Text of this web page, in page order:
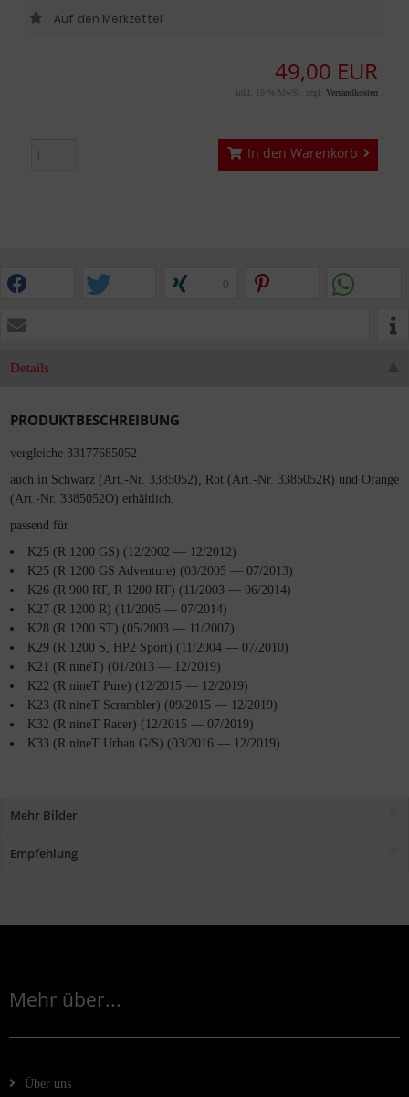
49,00 EUR
inkl. 19 % MwSt. zzgl. Versandkosten
In den Warenkorb
0
Details
PRODUKTBESCHREIBUNG
vergleiche 33177685052
auch in Schwarz (Art.-Nr. 3385052), Rot (Art.-Nr. 3385052R) und Orange
(Art.-Nr. 3385052O) erhältlich.
passend für
K25 (R 1200 GS) (12/2002 — 12/2012)
K25 (R 1200 GS Adventure) (03/2005 — 07/2013)
K26 (R 900 RT, R 1200 RT) (11/2003 — 06/2014)
K27 (R 1200 R) (11/2005 — 07/2014)
K28 (R 1200 ST) (05/2003 — 11/2007)
K29 (R 1200 S, HP2 Sport) (11/2004 — 07/2010)
K21 (R nineT) (01/2013 — 12/2019)
K22 (R nineT Pure) (12/2015 — 12/2019)
K23 (R nineT Scrambler) (09/2015 — 12/2019)
K32 (R nineT Racer) (12/2015 — 07/2019)
K33 (R nineT Urban G/S) (03/2016 — 12/2019)
Mehr Bilder
Empfehlung
Mehr über...
Über uns